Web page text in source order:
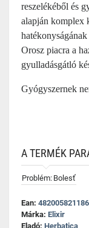
reszelékéből és
alapján komplex
Orosz piacra a
gyulladásgátló
Gyógyszernek
A TERMÉK
Problém: Bolesť
Ean:
Márka: Elixir
Eladó: Herbatica